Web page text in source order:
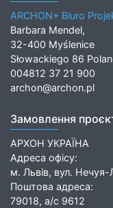
ARCHON+ Biuro
Barbara Mendel,
32-400 Myślenice
Słowackiego 86
004812 37 21 900
archon@archon.pl
Замовлення
АРХОН УКРАЇНА
Адреса офісу:
м. Львів, вул.
Поштова адреса:
79018, а/с 9612